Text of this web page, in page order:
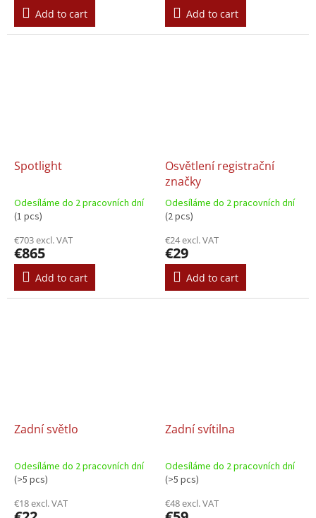
Add to cart Add to cart
Spotlight
Odesíláme do 2 pracovních dní
(1 pcs)
€703 excl. VAT
€865
Add to cart
Osvětlení registrační
značky
Odesíláme do 2 pracovních dní
(2 pcs)
€24 excl. VAT
€29
Add to cart
Zadní světlo
Odesíláme do 2 pracovních dní
(>5 pcs)
€18 excl. VAT
Zadní svítilna
Odesíláme do 2 pracovních dní
(>5 pcs)
€48 excl. VAT